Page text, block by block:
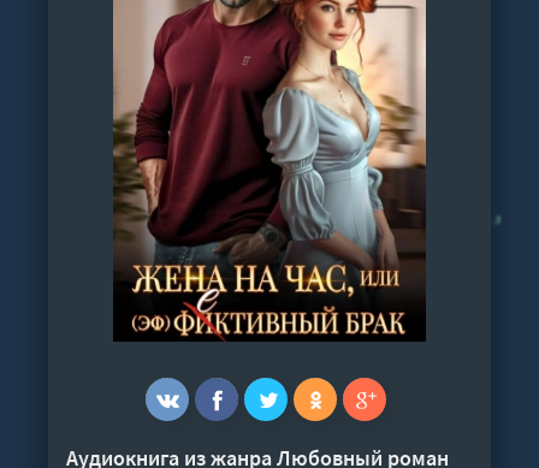
Аудиокнига из жанраЛюбовный роман